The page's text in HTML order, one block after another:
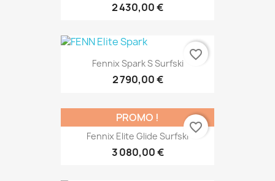
2 430,00 €
Fennix Spark S Surfski
2 790,00 €
favorite_border
Fennix Elite Glide Surfski
3 080,00 €
PROMO !
favorite_border